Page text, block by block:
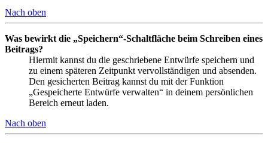
Nach oben
Was bewirkt die „Speichern“-Schaltfläche beim Schreiben eines
Beitrags?
Hiermit kannst du die geschriebene Entwürfe speichern und
zu einem späteren Zeitpunkt vervollständigen und absenden.
Den gesicherten Beitrag kannst du mit der Funktion
„Gespeicherte Entwürfe verwalten“ in deinem persönlichen
Bereich erneut laden.
Nach oben